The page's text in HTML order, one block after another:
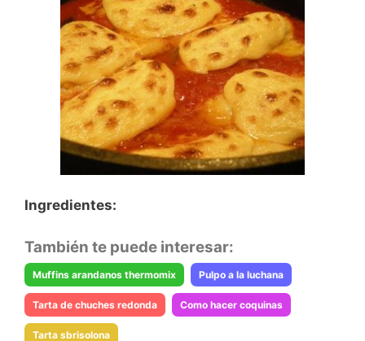
Ingredientes:
También te puede interesar:
Muffins arandanos thermomix Pulpo a la luchana
Tarta de chuches redonda Como hacer coquinas
Tarta sbrisolona